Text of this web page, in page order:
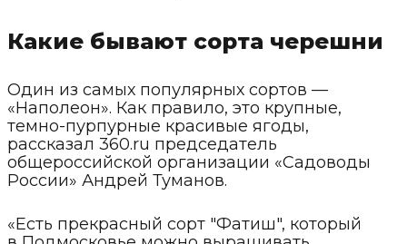
Какие бывают сорта черешни
Один из самых популярных сортов —
«Наполеон». Как правило, это крупные,
темно-пурпурные красивые ягоды,
рассказал 360.ru председатель
общероссийской организации «Садоводы
России» Андрей Туманов.
«Есть прекрасный сорт "Фатиш", который